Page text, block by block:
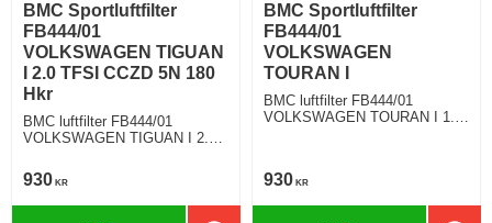
BMC Sportluftfilter
FB444/01
VOLKSWAGEN TIGUAN
I 2.0 TFSI CCZD 5N 180
Hkr
BMC luftfilter FB444/01
VOLKSWAGEN TIGUAN I 2.0
930 KR
BMC Sportluftfilter
FB444/01
VOLKSWAGEN
TOURAN I
BMC luftfilter FB444/01
VOLKSWAGEN TOURAN I 1.6
930 KR